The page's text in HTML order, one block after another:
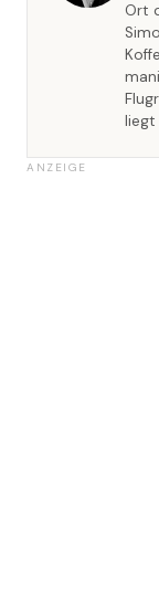
Ort
liegt
ANZEIGE